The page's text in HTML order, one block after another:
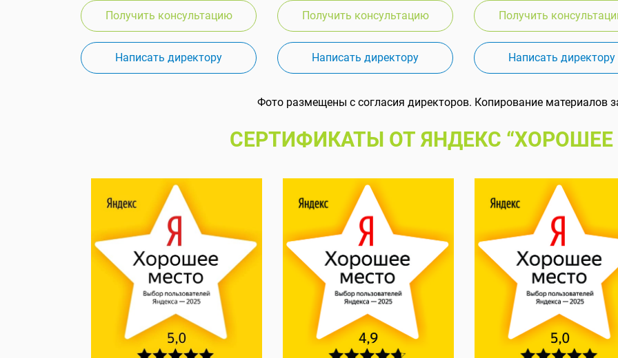
Получить консультацию
Написать директору
Получить консультацию
Написать директору
Получить
Написать директору
Фото размещены с согласия директоров. Копирование материалов
СЕРТИФИКАТЫ ОТ ЯНДЕКС “ХОРОШЕЕ